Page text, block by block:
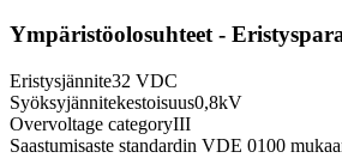
Ympäristöolosuhteet -
Eristysjännite32 VDC
Syöksyjännitekestoisuus0,8kV
Overvoltage categoryIII
Saastumisaste standardin VDE 0100